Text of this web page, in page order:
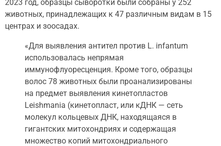
2023 год, образцы сыворотки были собраны у 252
животных, принадлежащих к 47 различным видам в 15
центрах и зоосадах.
«Для выявления антител против L. infantum
использовалась непрямая
иммунофлуоресценция. Кроме того, образцы
волос 78 животных были проанализированы
на предмет выявления кинетопластов
Leishmania (кинетопласт, или кДНК — сеть
молекул кольцевых ДНК, находящаяся в
гигантских митохондриях и содержащая
множество копий митохондриального